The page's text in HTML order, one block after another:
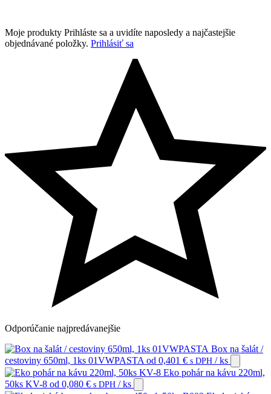
Moje produkty Prihláste sa a uvidíte naposledy a najčastejšie
objednávané položky. Prihlásiť sa
Odporúčanie najpredávanejšie
Box na šalát /
cestoviny 650ml, 1ks 01VWPASTA od 0,401 € s DPH / ks
Eko pohár na kávu 220ml,
50ks KV-8 od 0,080 € s DPH / ks